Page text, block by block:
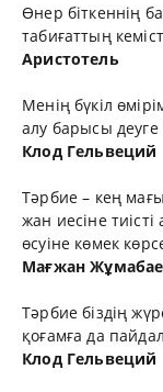
Өнер біткеннің
табиғаттың
Аристотель
Менің бүкіл
алу барысы деуге
Клод Гельвеций
Тәрбие – кең
жан иесіне
өсуіне көмек
Мағжан
Тәрбие біздің
қоғамға да
Клод Гельвеций